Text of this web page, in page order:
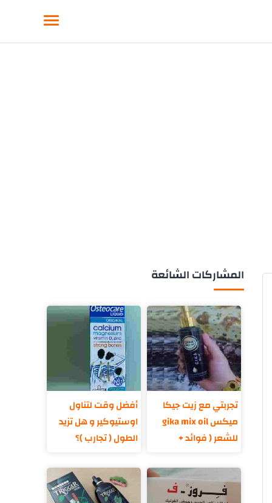
المشاركات الشائعة
تجربتي مع زيت جيكا
ميكس gika mix oil
للشعر ( فوائد +
أفضل وقت لتناول
اوستيوكير و هل تزيد
الطول ( تجارب )؟